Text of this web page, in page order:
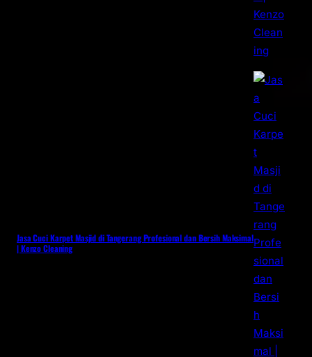
Jasa Cuci Karpet Masjid di Tangerang Profesional dan Bersih Maksimal
| Kenzo Cleaning